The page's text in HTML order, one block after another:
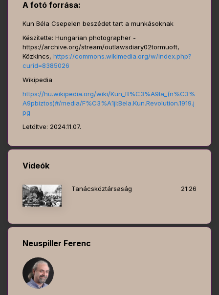
A fotó forrása:
Kun Béla Csepelen beszédet tart a munkásoknak
Készítette: Hungarian photographer -
https://archive.org/stream/outlawsdiary02tormuoft,
Közkincs, https://commons.wikimedia.org/w/index.php?
curid=8385026
Wikipedia
https://hu.wikipedia.org/wiki/Kun_B%C3%A9la_(n%C3%
A9pbiztos)#/media/F%C3%A1jl:Bela.Kun.Revolution.1919.j
pg
Letöltve: 2024.11.07.
Videók
Tanácsköztársaság 21:26
Neuspiller Ferenc